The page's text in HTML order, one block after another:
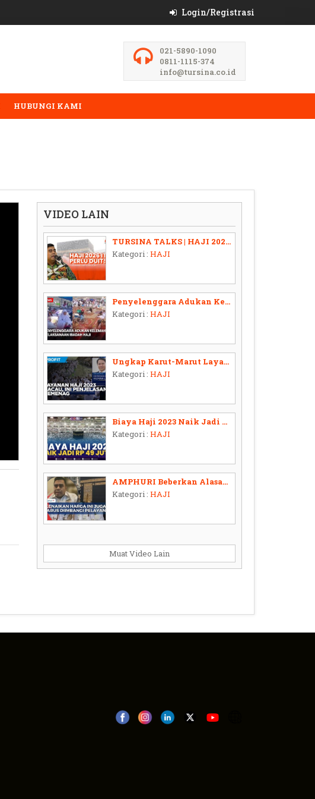
Login/Registrasi
021-5890-1090
0811-1115-374
info@tursina.co.id
HUBUNGI KAMI
VIDEO LAIN
TURSINA TALKS | HAJI 2026 ITU PERLU DUIT!
Kategori : HAJI
Penyelenggara Adukan Kelemahan Pelaksanaan Ibadah Haji
Kategori : HAJI
Ungkap Karut-Marut Layanan Haji 2023, Apa Masalahnya?
Kategori : HAJI
Biaya Haji 2023 Naik Jadi Rp49 Juta | MARKET REVIEW IDX Channel
Kategori : HAJI
AMPHURI Beberkan Alasan Hingga Pengaturan Kenaikan Biaya Haji yang Relevan
Kategori : HAJI
Muat Video Lain